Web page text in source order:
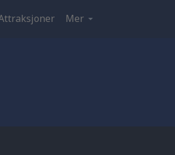
Mer